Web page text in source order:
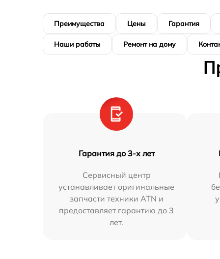
Преимущества Цены Гарантия
Наши работы Ремонт на дому
Гарантия до 3-х лет
Сервисный центр
устанавливает оригинальные
запчасти техники ATN и
предоставляет гарантию до 3
лет.